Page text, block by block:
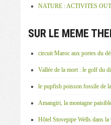
NATURE : ACTIVITES
SUR LE MEME
circuit Maroc aux portes du
Vallée de la mort : le golf du
le pupfish poisson fossile de
Amangiri, la montagne
Hôtel Stovepipe Wells dans la